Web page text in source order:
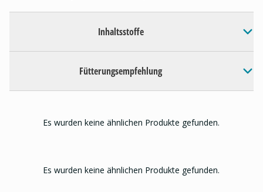
Inhaltsstoffe
Fütterungsempfehlung
Es wurden keine ähnlichen Produkte gefunden.
Es wurden keine ähnlichen Produkte gefunden.